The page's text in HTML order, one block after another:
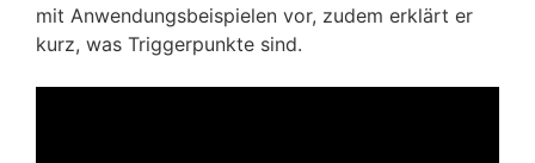
mit Anwendungsbeispielen vor, zudem erklärt er
kurz, was Triggerpunkte sind.